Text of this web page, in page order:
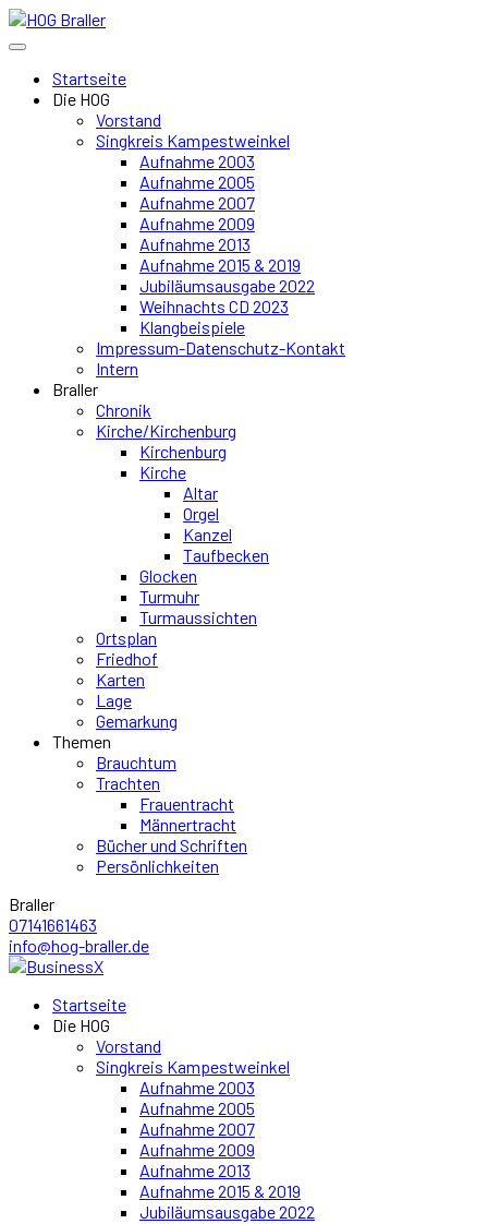
Startseite
Die HOG
Vorstand
Singkreis Kampestweinkel
Aufnahme 2003
Aufnahme 2005
Aufnahme 2007
Aufnahme 2009
Aufnahme 2013
Aufnahme 2015 & 2019
Jubiläumsausgabe 2022
Weihnachts CD 2023
Klangbeispiele
Impressum-Datenschutz-Kontakt
Intern
Braller
Chronik
Kirche/Kirchenburg
Kirchenburg
Kirche
Altar
Orgel
Kanzel
Taufbecken
Glocken
Turmuhr
Turmaussichten
Ortsplan
Friedhof
Karten
Lage
Gemarkung
Themen
Brauchtum
Trachten
Frauentracht
Männertracht
Bücher und Schriften
Persönlichkeiten
Braller
07141661463
info@hog-braller.de
Startseite
Die HOG
Vorstand
Singkreis Kampestweinkel
Aufnahme 2003
Aufnahme 2005
Aufnahme 2007
Aufnahme 2009
Aufnahme 2013
Aufnahme 2015 & 2019
Jubiläumsausgabe 2022